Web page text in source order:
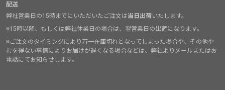
配送
弊社営業日の15時までにいただいたご注文は当日出荷いたします。
※15時以降、もしくは弊社休業日の場合は、翌営業日の出荷になります。
※ご注文のタイミングにより万一在庫切れとなってしまった場合や、その他や
むを得ない事情によりお届けが遅くなる場合などは、弊社よりメールまたはお
電話にてお知らせします。